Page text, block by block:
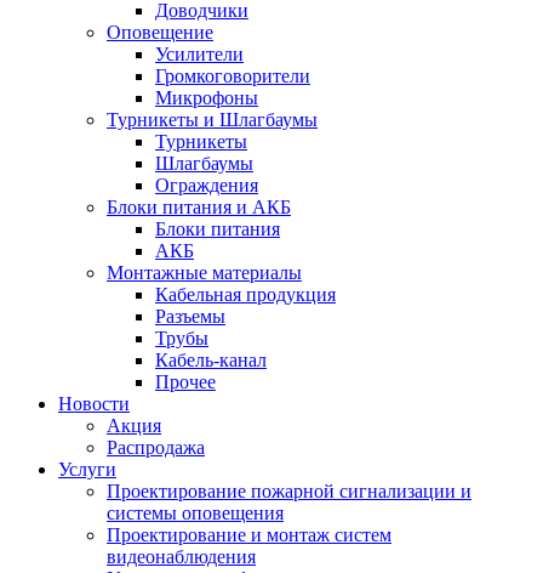
Доводчики
Оповещение
Усилители
Громкоговорители
Микрофоны
Турникеты и Шлагбаумы
Турникеты
Шлагбаумы
Ограждения
Блоки питания и АКБ
Блоки питания
АКБ
Монтажные материалы
Кабельная продукция
Разъемы
Трубы
Кабель-канал
Прочее
Новости
Акция
Распродажа
Услуги
Проектирование пожарной сигнализации и
системы оповещения
Проектирование и монтаж систем
видеонаблюдения